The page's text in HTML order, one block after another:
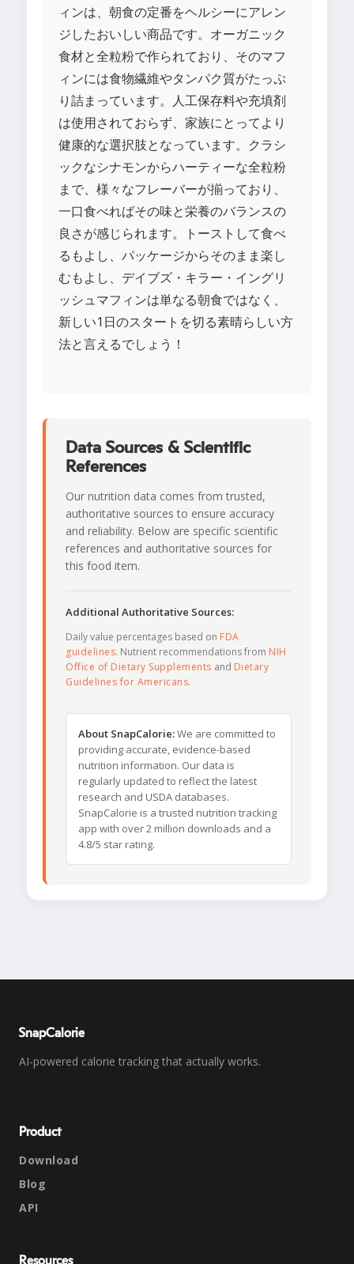
ィンは、朝食の定番をヘルシーにアレン
ジしたおいしい商品です。オーガニック
食材と全粒粉で作られており、そのマフ
ィンには食物繊維やタンパク質がたっぷ
り詰まっています。人工保存料や充填剤
は使用されておらず、家族にとってより
健康的な選択肢となっています。クラシ
ックなシナモンからハーティーな全粒粉
まで、様々なフレーバーが揃っており、
一口食べればその味と栄養のバランスの
良さが感じられます。トーストして食べ
るもよし、パッケージからそのまま楽し
むもよし、デイブズ・キラー・イングリ
ッシュマフィンは単なる朝食ではなく、
新しい1日のスタートを切る素晴らしい方
法と言えるでしょう！
Data Sources & Scientific
References
Our nutrition data comes from trusted,
authoritative sources to ensure accuracy
and reliability. Below are specific scientific
references and authoritative sources for
this food item.
Additional Authoritative Sources:
Daily value percentages based on FDA
guidelines. Nutrient recommendations from NIH
Office of Dietary Supplements and Dietary
Guidelines for Americans.
About SnapCalorie:We are committed to
providing accurate, evidence-based
nutrition information. Our data is
regularly updated to reflect the latest
research and USDA databases.
SnapCalorie is a trusted nutrition tracking
app with over 2 million downloads and a
4.8/5 star rating.
SnapCalorie
AI-powered calorie tracking that actually works.
Product
Download
Blog
API
Resources